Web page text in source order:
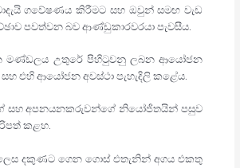
ගවේෂණය කිරීමට සහ ඔවුන් සමඟ වැඩ
පවත්වන බව ආණ්ඩුකාරවරයා පැවසීය.
මණ්ඩලය උතුරේ පිහිටුවනු ලබන ආයෝජන
සහ එහි ආයෝජන අවස්ථා පැහැදිලි කළේය.
සහ අපනයනකරුවන්ගේ නියෝජිතයින් පසුව
කළහ.
ලෙස දකුණට ගෙන ගොස් එතැනින් අගය එකතු